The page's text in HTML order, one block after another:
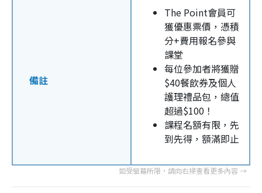
備註
The Point會員可
獲優惠票價，憑積
分+費用報名參與
課堂
每位參加者將獲贈
$40餐飲券及個人
護理禮品包，總值
超過$100！
課程名額有限，先
到先得，額滿即止